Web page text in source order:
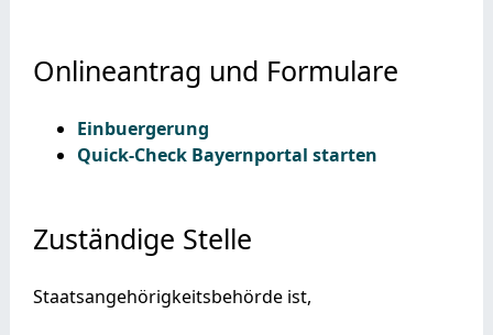
Onlineantrag und Formulare
Einbuergerung
Quick-Check Bayernportal starten
Zuständige Stelle
Staatsangehörigkeitsbehörde ist,